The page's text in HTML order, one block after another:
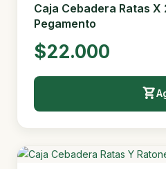
Caja Cebadera Ratas X
Pegamento
$22.000